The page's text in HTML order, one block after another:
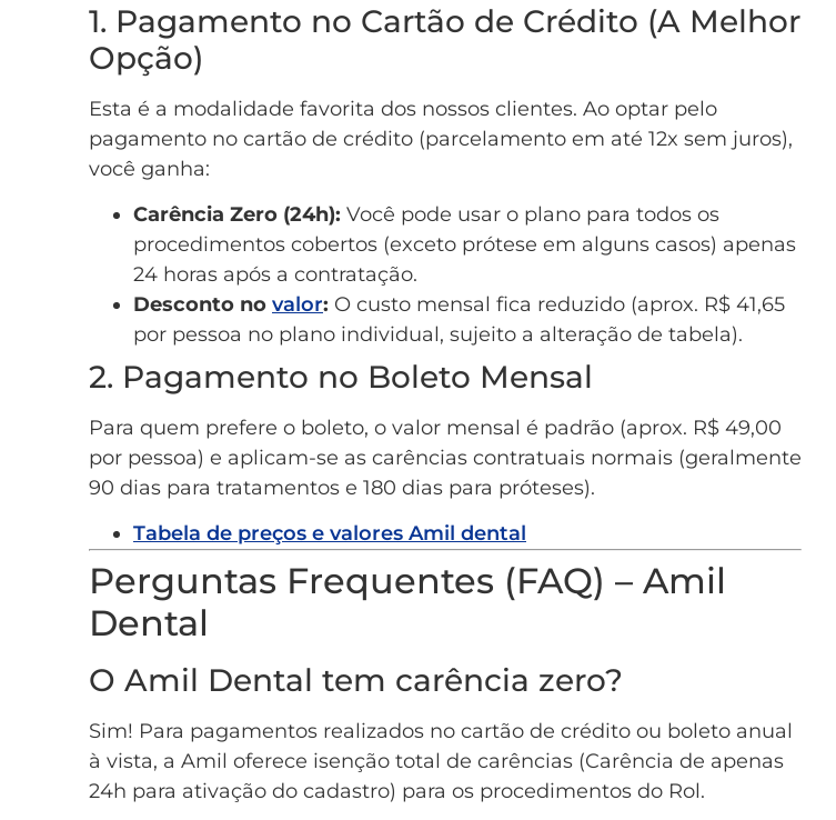
1. Pagamento no Cartão de Crédito (A Melhor
Opção)
Esta é a modalidade favorita dos nossos clientes. Ao optar pelo
pagamento no cartão de crédito (parcelamento em até 12x sem juros),
você ganha:
Carência Zero (24h): Você pode usar o plano para todos os
procedimentos cobertos (exceto prótese em alguns casos) apenas
24 horas após a contratação.
Desconto no valor: O custo mensal fica reduzido (aprox. R$ 41,65
por pessoa no plano individual, sujeito a alteração de tabela).
2. Pagamento no Boleto Mensal
Para quem prefere o boleto, o valor mensal é padrão (aprox. R$ 49,00
por pessoa) e aplicam-se as carências contratuais normais (geralmente
90 dias para tratamentos e 180 dias para próteses).
Tabela de preços e valores Amil dental
Perguntas Frequentes (FAQ) – Amil
Dental
O Amil Dental tem carência zero?
Sim! Para pagamentos realizados no cartão de crédito ou boleto anual
à vista, a Amil oferece isenção total de carências (Carência de apenas
24h para ativação do cadastro) para os procedimentos do Rol.